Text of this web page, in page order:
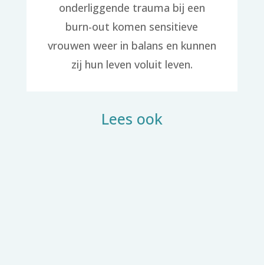
onderliggende trauma bij een
burn-out komen sensitieve
vrouwen weer in balans en kunnen
zij hun leven voluit leven.
Lees ook